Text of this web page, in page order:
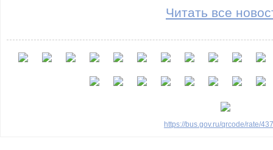
Читать все
https://bus.gov.ru/qrcode/rate/